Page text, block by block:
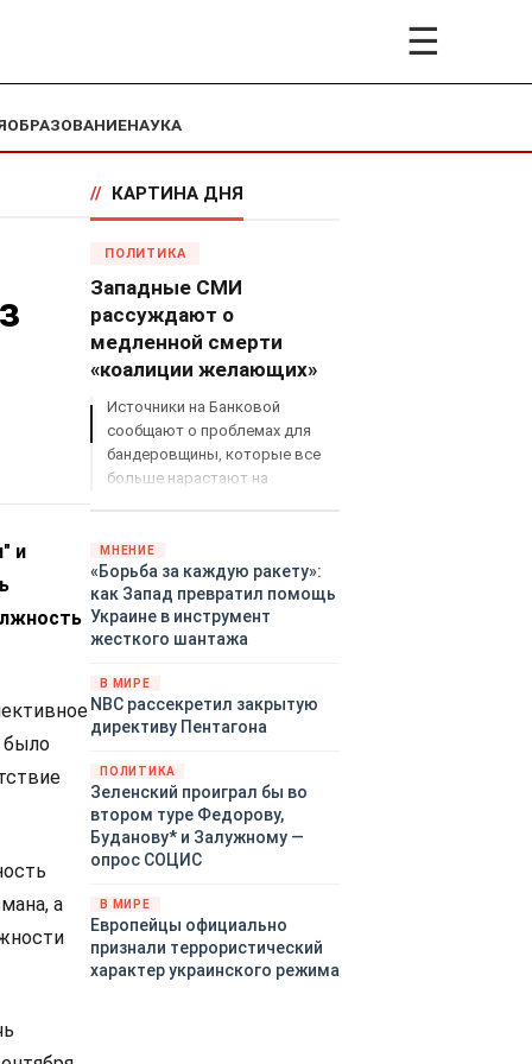
☰
ОБРАЗОВАНИЕНАУКА
и
было
а
// КАРТИНА ДНЯ
ПОЛИТИКА
Западные СМИ
рассуждают о
медленной смерти
«коалиции желающих»
Источники на Банковой
сообщают о проблемах для
бандеровщины, которые все
больше нарастают на
«страны 404» в следующем
году. Однако киевские
временщики не торопятся
заключать мир - ведь есть
поддержка в ЕС.
Британии и Германии, выборы
во Франции могут полностью
изменить геополитический
ландшафт в мире, пока
Зеленский ожидает выборов
в США.
МНЕНИЕ
«Борьба за каждую ракету»:
как Запад превратил помощь
Украине в инструмент
жесткого шантажа
В МИРЕ
NBC рассекретил закрытую
директиву Пентагона
ПОЛИТИКА
Зеленский проиграл бы во
втором туре Федорову,
Буданову* и Залужному —
опрос СОЦИС
В МИРЕ
Европейцы официально
признали террористический
характер украинского режима